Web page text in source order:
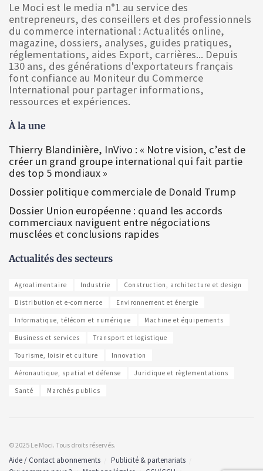
Le Moci est le media n°1 au service des
entrepreneurs, des conseillers et des professionnels
du commerce international : Actualités online,
magazine, dossiers, analyses, guides pratiques,
réglementations, aides Export, carrières... Depuis
130 ans, des générations d'exportateurs français
font confiance au Moniteur du Commerce
International pour partager informations,
ressources et expériences.
À la une
Thierry Blandinière, InVivo : « Notre vision, c’est de
créer un grand groupe international qui fait partie
des top 5 mondiaux »
Dossier politique commerciale de Donald Trump
Dossier Union européenne : quand les accords
commerciaux naviguent entre négociations
musclées et conclusions rapides
Actualités des secteurs
Agroalimentaire Industrie Construction, architecture et design
Distribution et e-commerce Environnement et énergie
Informatique, télécom et numérique Machine et équipements
Business et services Transport et logistique
Tourisme, loisir et culture Innovation
Aéronautique, spatial et défense Juridique et règlementations
Santé Marchés publics
© 2025 Le Moci. Tous droits réservés.
Aide / Contact abonnements
Publicité & partenariats